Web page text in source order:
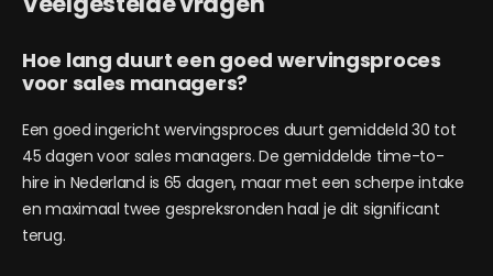
Hoe lang duurt een goed wervingsproces
voor sales managers?
Een goed ingericht wervingsproces duurt gemiddeld 30 tot
45 dagen voor sales managers. De gemiddelde time-to-
hire in Nederland is 65 dagen, maar met een scherpe intake
en maximaal twee gespreksronden haal je dit significant
terug.